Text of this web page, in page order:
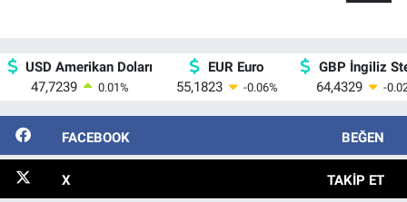
USD Amerikan Doları
47,7239
0.01%
EUR Euro
55,1823
-0.06%
GBP İngiliz
64,4329
-
FACEBOOK BEĞEN
X TAKIP ET